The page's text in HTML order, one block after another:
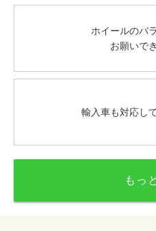
ホイールのバ
お願いで
輸入車も対応し
もっ